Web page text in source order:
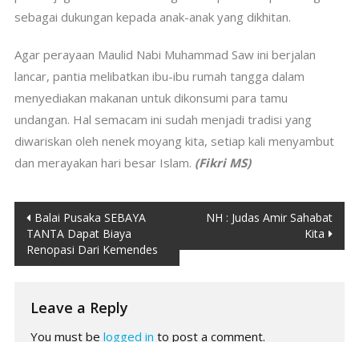
sebagai dukungan kepada anak-anak yang dikhitan.
Agar perayaan Maulid Nabi Muhammad Saw ini berjalan
lancar, pantia melibatkan ibu-ibu rumah tangga dalam
menyediakan makanan untuk dikonsumi para tamu
undangan. Hal semacam ini sudah menjadi tradisi yang
diwariskan oleh nenek moyang kita, setiap kali menyambut
dan merayakan hari besar Islam. (Fikri MS)
Post
navigation
Balai Pusaka SEBAYA
TANTA Dapat Biaya
Renopasi Dari Kemendes
NH : Judas Amir Sahabat
Kita
Leave a Reply
You must be logged in to post a comment.